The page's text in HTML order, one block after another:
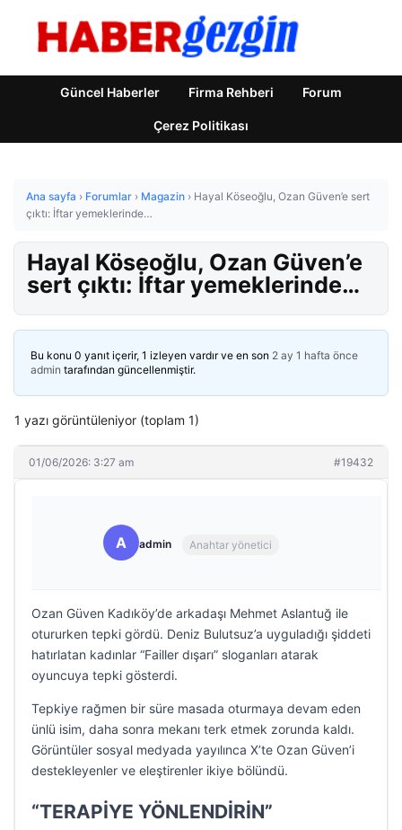
Güncel Haberler Firma Rehberi Forum
Çerez Politikası
Ana sayfa › Forumlar › Magazin › Hayal Köseoğlu, Ozan Güven’e sert
çıktı: İftar yemeklerinde…
Hayal Köseoğlu, Ozan Güven’e
sert çıktı: İftar yemeklerinde…
Bu konu 0 yanıt içerir, 1 izleyen vardır ve en son 2 ay 1 hafta önce
admin tarafından güncellenmiştir.
1 yazı görüntüleniyor (toplam 1)
01/06/2026: 3:27 am #19432
A admin Anahtar yönetici
Ozan Güven Kadıköy’de arkadaşı Mehmet Aslantuğ ile
otururken tepki gördü. Deniz Bulutsuz’a uyguladığı şiddeti
hatırlatan kadınlar “Failler dışarı” sloganları atarak
oyuncuya tepki gösterdi.
Tepkiye rağmen bir süre masada oturmaya devam eden
ünlü isim, daha sonra mekanı terk etmek zorunda kaldı.
Görüntüler sosyal medyada yayılınca X’te Ozan Güven’i
destekleyenler ve eleştirenler ikiye bölündü.
“TERAPİYE YÖNLENDİRİN”